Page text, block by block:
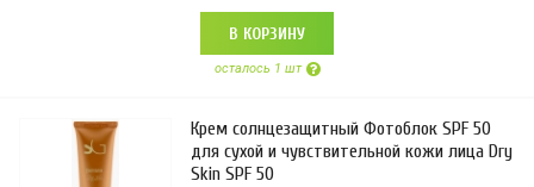
В КОРЗИНУ
осталось 1 шт
Крем солнцезащитный Фотоблок SPF 50
для сухой и чувствительной кожи лица Dry
Skin SPF 50